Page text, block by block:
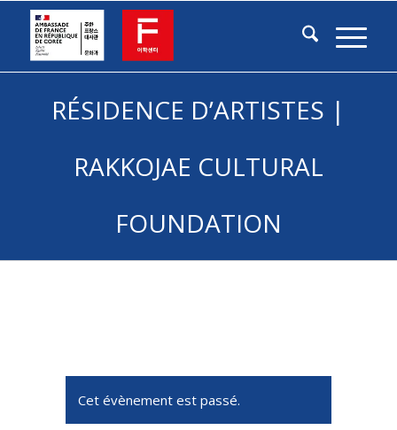
RÉSIDENCE D’ARTISTES |
RAKKOJAE CULTURAL
FOUNDATION
Cet évènement est passé.